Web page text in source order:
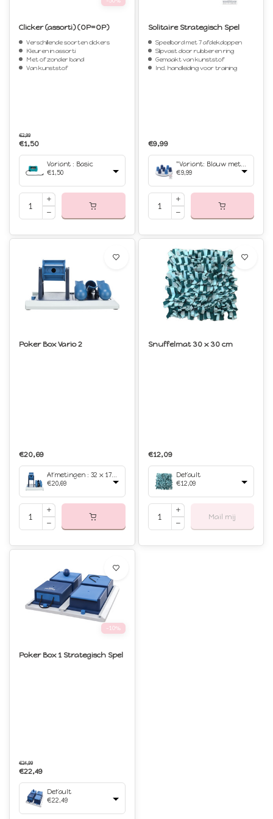
Clicker (assorti) (OP=OP)
Verschillende soorten clickers
Kleuren in assorti
Met of zonder band
Van kunststof
€2,99
€1,50
Variant : Basic
€1,50
Solitaire Strategisch Spel
Speelbord met 7 afdekdoppen
Slipvast door rubberen ring
Gemaakt van kunststof
Incl. handleiding voor training
€9,99
"Variant: Blauw met wit","Afmetingen: Ø 20 cm"
€9,99
Poker Box Vario 2
€20,69
Afmetingen : 32 x 17 cm
€20,69
Snuffelmat 30 x 30 cm
€12,09
Default
€12,09
Mail mij
-10%
Poker Box 1 Strategisch Spel
€24,99
€22,49
Default
€22,49